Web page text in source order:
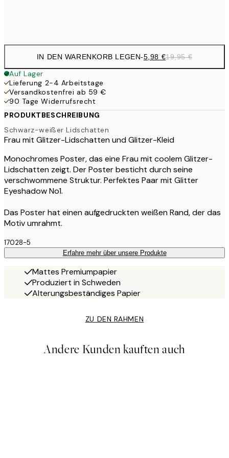
IN DEN WARENKORB LEGEN-5,98 €19,95 €
Auf Lager
Lieferung 2-4 Arbeitstage
Versandkostenfrei ab 59 €
90 Tage Widerrufsrecht
PRODUKTBESCHREIBUNG
Schwarz-weißer Lidschatten
Frau mit Glitzer-Lidschatten und Glitzer-Kleid
Monochromes Poster, das eine Frau mit coolem Glitzer-
Lidschatten zeigt. Der Poster besticht durch seine
verschwommene Struktur. Perfektes Paar mit Glitter
Eyeshadow No1.
Das Poster hat einen aufgedruckten weißen Rand, der das
Motiv umrahmt.
17028-5
Erfahre mehr über unsere Produkte
Mattes Premiumpapier
Produziert in Schweden
Alterungsbeständiges Papier
ZU DEN RAHMEN
Andere Kunden kauften auch